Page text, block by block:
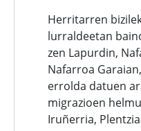
Herritarren
lurraldeetan
zen Lapurdin,
Nafarroa
errolda datuen
migrazioen
Iruñerria,